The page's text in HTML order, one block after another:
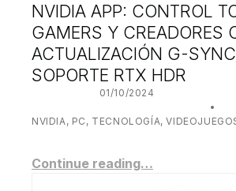
NVIDIA APP: CONTROL
GAMERS Y CREADORES
ACTUALIZACIÓN G-
SOPORTE RTX HDR
01/10/2024
NVIDIA, PC , TECNOLOGÍA,
Continue reading…